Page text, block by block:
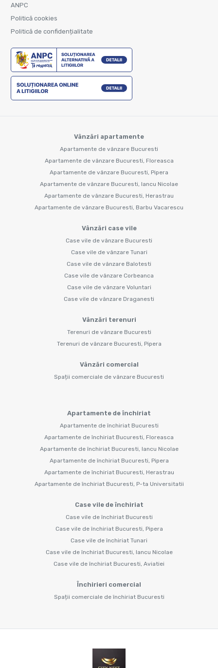
ANPC
Politică cookies
Politică de confidențialitate
Vânzări apartamente
Apartamente de vânzare Bucuresti
Apartamente de vânzare Bucuresti, Floreasca
Apartamente de vânzare Bucuresti, Pipera
Apartamente de vânzare Bucuresti, Iancu Nicolae
Apartamente de vânzare Bucuresti, Herastrau
Apartamente de vânzare Bucuresti, Barbu Vacarescu
Vânzări case vile
Case vile de vânzare Bucuresti
Case vile de vânzare Tunari
Case vile de vânzare Balotesti
Case vile de vânzare Corbeanca
Case vile de vânzare Voluntari
Case vile de vânzare Draganesti
Vânzări terenuri
Terenuri de vânzare Bucuresti
Terenuri de vânzare Bucuresti, Pipera
Vânzări comercial
Spații comerciale de vânzare Bucuresti
Apartamente de închiriat
Apartamente de închiriat Bucuresti
Apartamente de închiriat Bucuresti, Floreasca
Apartamente de închiriat Bucuresti, Iancu Nicolae
Apartamente de închiriat Bucuresti, Pipera
Apartamente de închiriat Bucuresti, Herastrau
Apartamente de închiriat Bucuresti, P-ta Universitatii
Case vile de închiriat
Case vile de închiriat Bucuresti
Case vile de închiriat Bucuresti, Pipera
Case vile de închiriat Tunari
Case vile de închiriat Bucuresti, Iancu Nicolae
Case vile de închiriat Bucuresti, Aviatiei
Închirieri comercial
Spații comerciale de închiriat Bucuresti